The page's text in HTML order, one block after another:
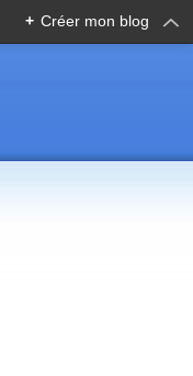
+ Créer mon blog